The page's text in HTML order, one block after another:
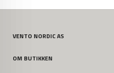
VENTO NORDIC AS
OM BUTIKKEN